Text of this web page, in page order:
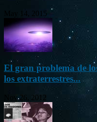
May 14, 2015
El gran problema de
los extraterrestres...
Nov 26, 2012